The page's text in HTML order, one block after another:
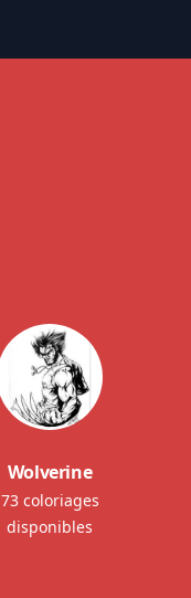
Wolverine
73 coloriages
disponibles